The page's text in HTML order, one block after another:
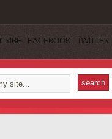
FACEBOOK TWITTER